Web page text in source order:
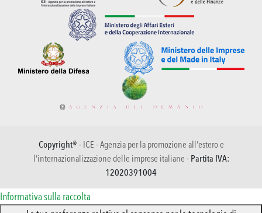
Copyright® - ICE - Agenzia per la promozione all’estero e
l'internazionalizzazione delle imprese italiane - Partita IVA:
12020391004
Informativa sulla raccolta